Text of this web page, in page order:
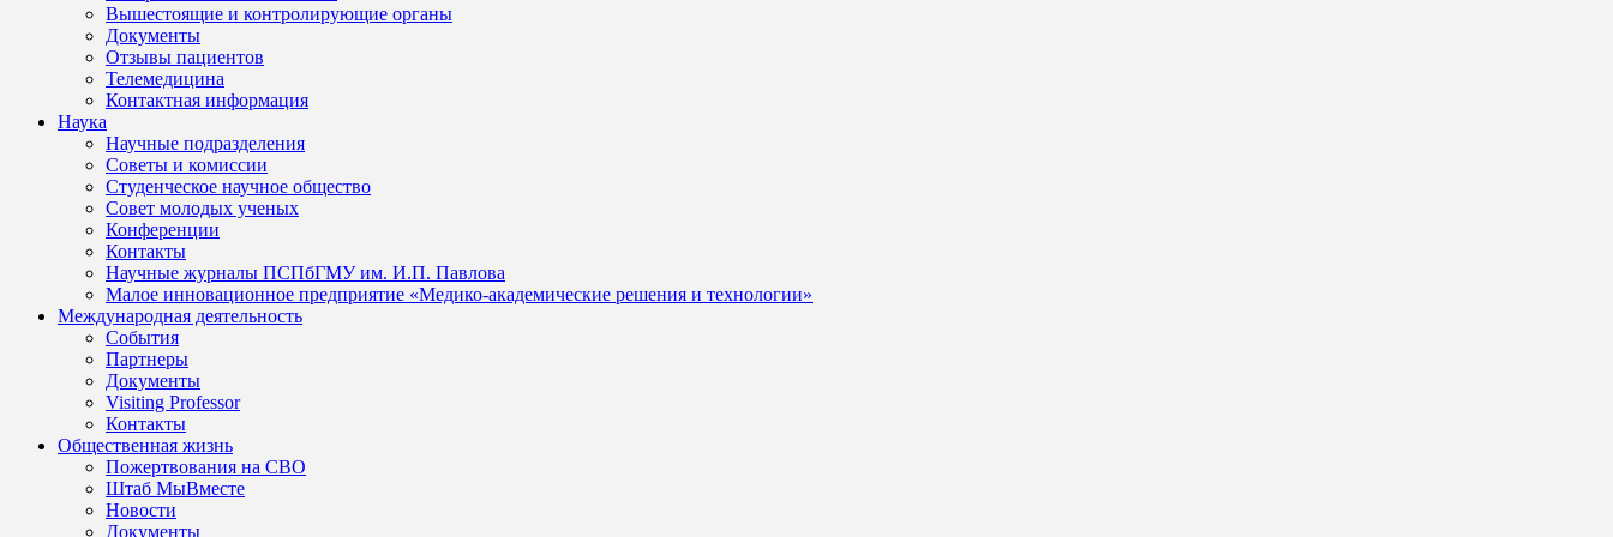
Вышестоящие и контролирующие органы
Документы
Отзывы пациентов
Телемедицина
Контактная информация
Наука
Научные подразделения
Советы и комиссии
Студенческое научное общество
Совет молодых ученых
Конференции
Контакты
Научные журналы ПСПбГМУ им. И.П. Павлова
Малое инновационное предприятие «Медико-академические решения и технологии»
Международная деятельность
События
Партнеры
Документы
Visiting Professor
Контакты
Общественная жизнь
Пожертвования на СВО
Штаб МыВместе
Новости
Документы